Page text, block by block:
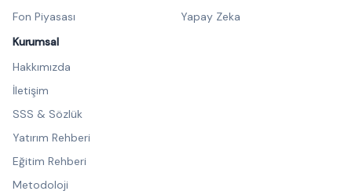
Fon Piyasası
Yapay Zeka
Kurumsal
Hakkımızda
İletişim
SSS & Sözlük
Yatırım Rehberi
Eğitim Rehberi
Metodoloji